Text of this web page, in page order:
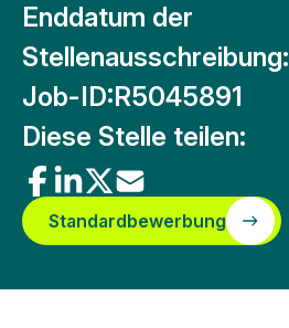
Enddatum der
Stellenausschreibung:
Job-ID:R5045891
Diese Stelle teilen:
Standardbewerbung